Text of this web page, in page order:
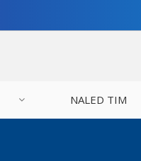
NALED TIM